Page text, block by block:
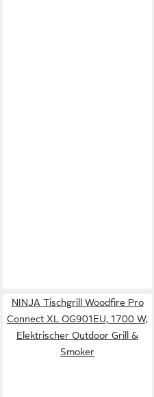
NINJA Tischgrill Woodfire Pro
Connect XL OG901EU, 1700 W,
Elektrischer Outdoor Grill &
Smoker